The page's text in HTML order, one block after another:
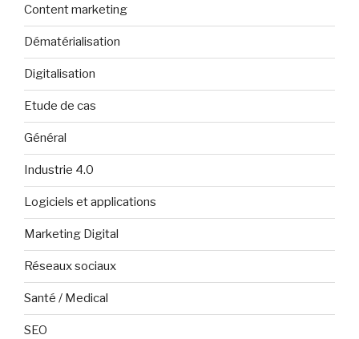
Content marketing
Dématérialisation
Digitalisation
Etude de cas
Général
Industrie 4.0
Logiciels et applications
Marketing Digital
Réseaux sociaux
Santé / Medical
SEO